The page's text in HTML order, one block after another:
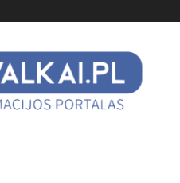
suvalkai.pl